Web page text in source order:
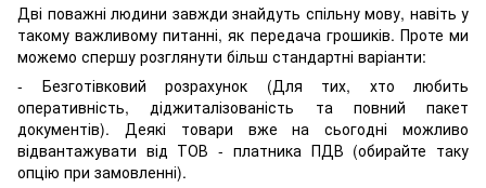
Дві поважні людини завжди знайдуть спільну мову, навіть у
такому важливому питанні, як передача грошиків. Проте ми
можемо спершу розглянути більш стандартні варіанти:
- Безготівковий розрахунок (Для тих, хто любить
оперативність, діджиталізованість та повний пакет
документів). Деякі товари вже на сьогодні можливо
відвантажувати від ТОВ - платника ПДВ (обирайте таку
опцію при замовленні).